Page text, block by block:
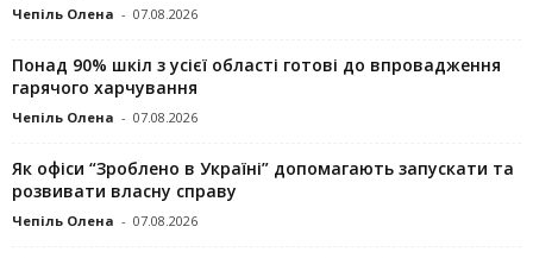
Чепіль Олена - 07.08.2026
Понад 90% шкіл з усієї області готові до впровадження
гарячого харчування
Чепіль Олена - 07.08.2026
Як офіси “Зроблено в Україні” допомагають запускaти та
розвивати власну справу
Чепіль Олена - 07.08.2026